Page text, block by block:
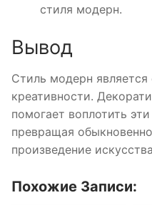
стиля модерн.
Вывод
Стиль модерн
креативности.
помогает воплотить
превращая
произведение
Похожие Записи: